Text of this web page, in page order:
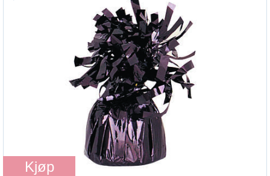
Kjøp